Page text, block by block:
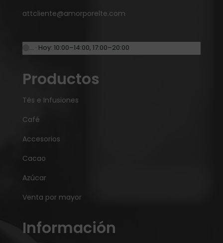
attcliente@amorporelte.com
… · Hoy: 10:00–14:00, 17:00–20:00
Productos
Tés e Infusiones
Café
Accesorios
Cacao
Azúcar
Venta por mayor
Información